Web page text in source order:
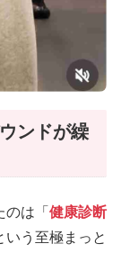
ンドが繰
は「 健康診断
いう至極まっと